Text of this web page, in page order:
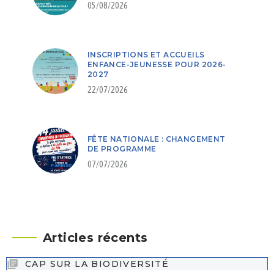
05/08/2026
INSCRIPTIONS ET ACCUEILS
ENFANCE-JEUNESSE POUR 2026-
2027
22/07/2026
FÊTE NATIONALE : CHANGEMENT
DE PROGRAMME
07/07/2026
Articles récents
CAP SUR LA BIODIVERSITÉ